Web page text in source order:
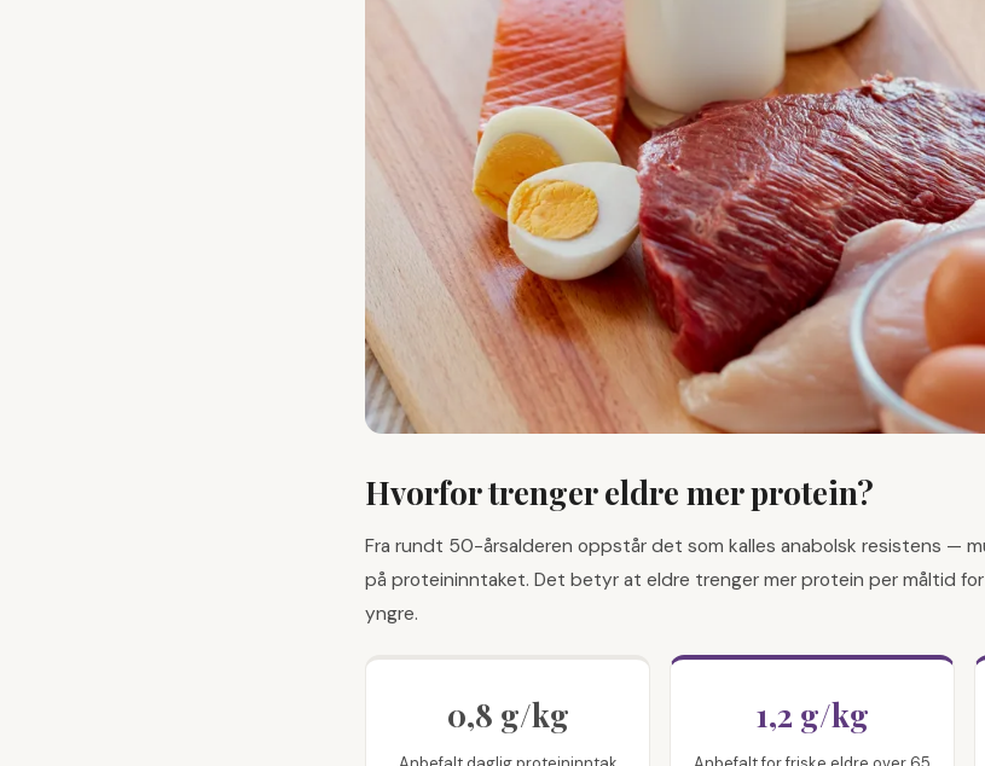
Hvorfor trenger eldre mer protein?
Fra rundt 50-årsalderen oppstår det som kalles anabolsk resistens —
på proteininntaket. Det betyr at eldre trenger mer protein per måltid
yngre.
0,8 g/kg 1,2 g/kg